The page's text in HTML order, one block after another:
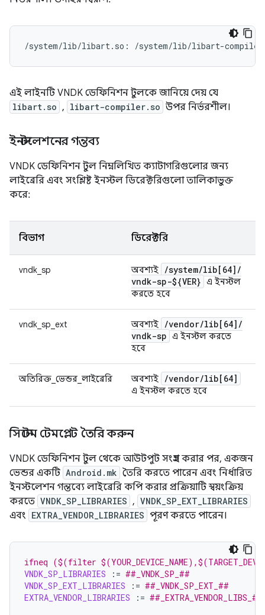
/system/lib/libart.so: /system/lib/libart-
এই লাইনটি VNDK ডেফিনিশন টুলকে জানিয়ে দেয় যে
libart.so , libart-compiler.so উপর নির্ভরশীল।
ইনস্টলেশনের গন্তব্য
VNDK ডেফিনিশন টুল নিম্নলিখিত ক্যাটাগরিগুলোর জন্য
লাইব্রেরি এবং সংশ্লিষ্ট ইনস্টল ডিরেক্টরিগুলো তালিকাভুক্ত
করে:
বিভাগ ডিরেক্টরি
vndk_sp অবশ্যই /system/lib[64] /
vndk-sp-${VER} এ ইনস্টল
করতে হবে
vndk_sp_ext অবশ্যই /vendor/lib[64] /
vndk-sp এ ইনস্টল করতে
হবে
অতিরিক্ত_ভেন্ডর_লাইব্রেরি অবশ্যই /vendor/lib[64]
এ ইনস্টল করতে হবে
সিস্টেম টেমপ্লেট তৈরি করুন
VNDK ডেফিনিশন টুল থেকে আউটপুট সংগ্রহ করার পর, একজন
ভেন্ডর একটি Android.mk তৈরি করতে পারেন এবং নির্ধারিত
ইনস্টলেশন গন্তব্যে লাইব্রেরি কপি করার প্রক্রিয়াটি স্বয়ংক্রিয়
করতে VNDK_SP_LIBRARIES , VNDK_SP_EXT_LIBRARIES
এবং EXTRA_VENDOR_LIBRARIES পূরণ করতে পারেন।
ifneq ($(filter
VNDK_SP_LIBRARIES
:= ##_VNDK_SP_##
VNDK_SP_EXT_LIBRARIES
:= ##_VNDK_SP_EXT_##
EXTRA_VENDOR_LIBRARIES
:= ##_EXTRA_VENDOR_LIBS_##